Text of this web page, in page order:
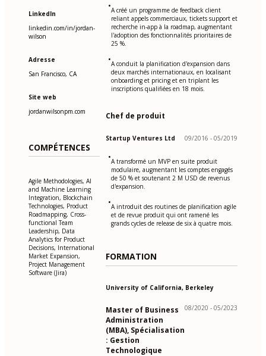
LinkedIn
linkedin.com/in/jordan-
wilson
Adresse
San Francisco, CA
Site web
jordanwilsonpm.com
COMPÉTENCES
Agile Methodologies, AI
and Machine Learning
Integration, Blockchain
Technologies, Product
Roadmapping, Cross-
functional Team
Leadership, Data
Analytics for Product
Decisions, International
Market Expansion,
Project Management
Software (Jira)
•A créé un programme de feedback client
reliant appels commerciaux, tickets support et
recherche in-app à la roadmap, augmentant
l'adoption des fonctionnalités prioritaires de
25 %.
•A conduit la planification d'expansion dans
deux marchés internationaux, en localisant
onboarding et pricing et en triplant les
inscriptions qualifiées en 18 mois.
Chef de produit
Startup Ventures Ltd 09/2016 - 05/2019
•A transformé un MVP en suite produit
modulaire, augmentant les comptes engagés
de 50 % et soutenant 2 M USD de revenus
d'expansion.
•A introduit des routines de planification agile
et de revue produit qui ont ramené les
grands cycles de release de six à quatre mois.
FORMATION
University of California, Berkeley
Master of Business
Administration
(MBA), Spécialisation
: Gestion
Technologique
08/2020 - 05/2023